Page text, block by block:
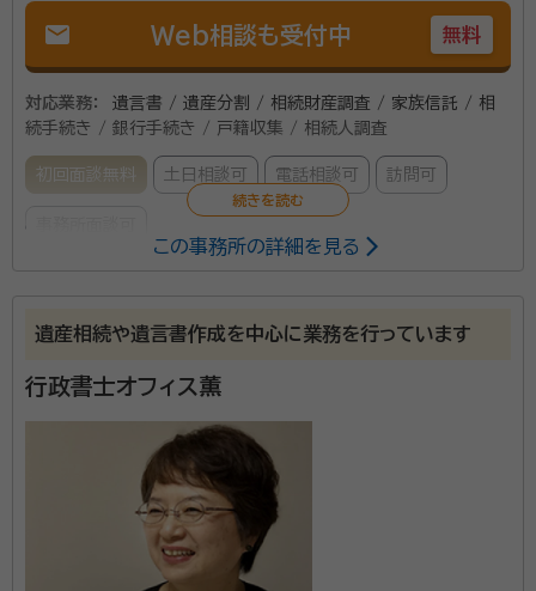
mail Web相談も受付中 無料
対応業務：
遺言書 / 遺産分割 / 相続財産調査 / 家族信託 / 相
続手続き / 銀行手続き / 戸籍収集 / 相続人調査
初回面談無料 土日相談可 電話相談可 訪問可
守田 稔
行政書士、CFP、1級ファイナンシャル・プランニング技能士、
経歴： 私は、現役時代を地元銀行の金融マンとして、定年まで勤務しまし
にお客様と同じ目線でお話をお聞きすること」の大切さを痛感しました。
お一人お一人の大切な「想い」を受止め、法的観点と専門知識をもって、そ
事務所口コミ（抜粋）：
満足度 3.0 ご利用時期：2022/12
常にご相談者様と同じ目線でお話をお聞きし、お一人お
この事務所の詳細を見る
遺産相続や遺言書作成を中心に業務を行っています
行政書士オフィス薫